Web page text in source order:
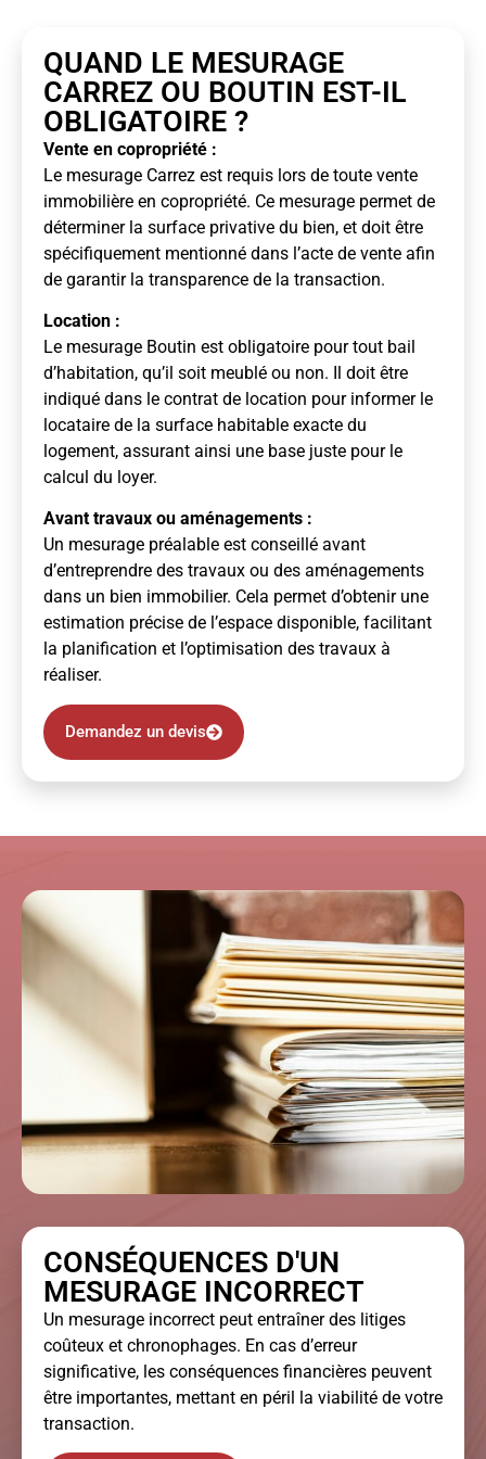
QUAND LE MESURAGE
CARREZ OU BOUTIN EST-IL
OBLIGATOIRE ?
Vente en copropriété :
Le mesurage Carrez est requis lors de toute vente
immobilière en copropriété. Ce mesurage permet de
déterminer la surface privative du bien, et doit être
spécifiquement mentionné dans l’acte de vente afin
de garantir la transparence de la transaction.
Location :
Le mesurage Boutin est obligatoire pour tout bail
d’habitation, qu’il soit meublé ou non. Il doit être
indiqué dans le contrat de location pour informer le
locataire de la surface habitable exacte du
logement, assurant ainsi une base juste pour le
calcul du loyer.
Avant travaux ou aménagements :
Un mesurage préalable est conseillé avant
d’entreprendre des travaux ou des aménagements
dans un bien immobilier. Cela permet d’obtenir une
estimation précise de l’espace disponible, facilitant
la planification et l’optimisation des travaux à
réaliser.
Demandez un devis
CONSÉQUENCES D'UN
MESURAGE INCORRECT
Un mesurage incorrect peut entraîner des litiges
coûteux et chronophages. En cas d’erreur
significative, les conséquences financières peuvent
être importantes, mettant en péril la viabilité de votre
transaction.